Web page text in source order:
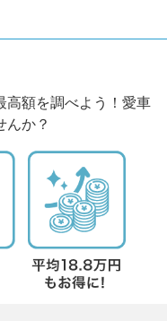
高額を調べよう！愛車
んか？